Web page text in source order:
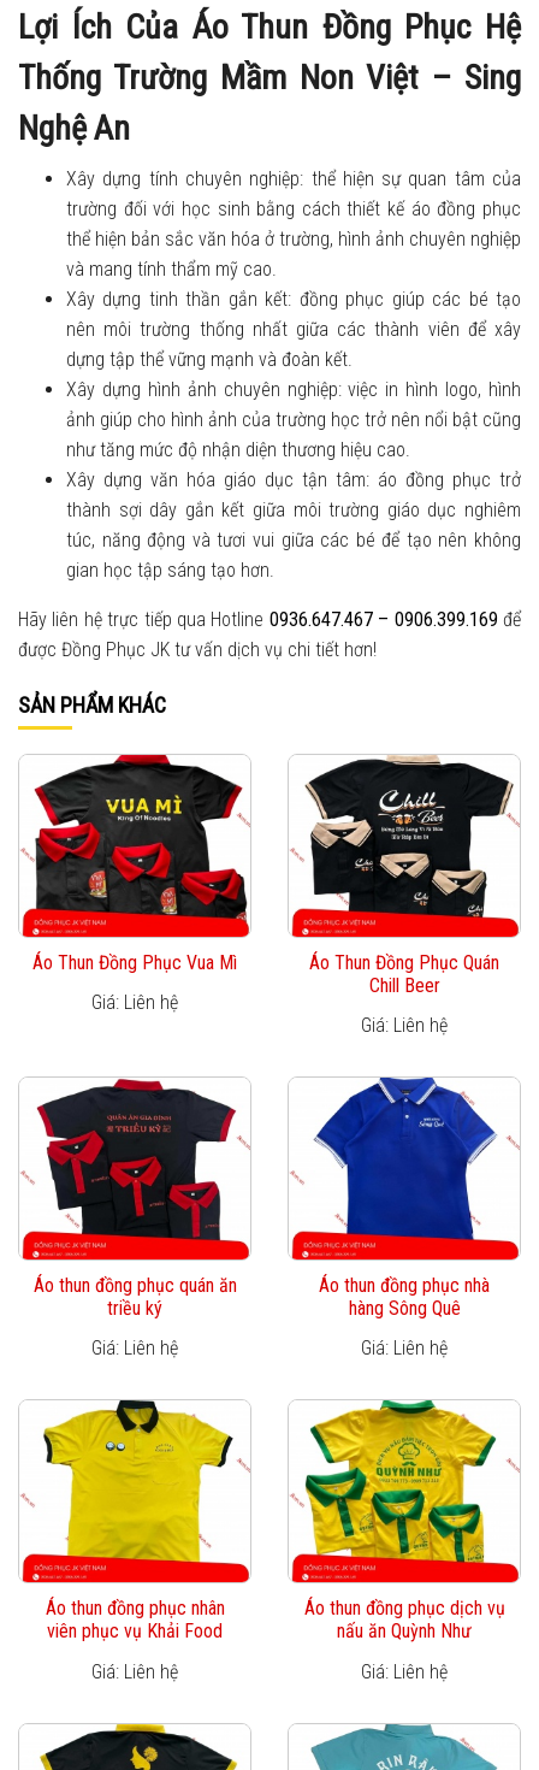
Lợi Ích Của Áo Thun Đồng Phục Hệ
Thống Trường Mầm Non Việt – Sing
Nghệ An
Xây dựng tính chuyên nghiệp: thể hiện sự quan tâm của
trường đối với học sinh bằng cách thiết kế áo đồng phục
thể hiện bản sắc văn hóa ở trường, hình ảnh chuyên nghiệp
và mang tính thẩm mỹ cao.
Xây dựng tinh thần gắn kết: đồng phục giúp các bé tạo
nên môi trường thống nhất giữa các thành viên để xây
dựng tập thể vững mạnh và đoàn kết.
Xây dựng hình ảnh chuyên nghiệp: việc in hình logo, hình
ảnh giúp cho hình ảnh của trường học trở nên nổi bật cũng
như tăng mức độ nhận diện thương hiệu cao.
Xây dựng văn hóa giáo dục tận tâm: áo đồng phục trở
thành sợi dây gắn kết giữa môi trường giáo dục nghiêm
túc, năng động và tươi vui giữa các bé để tạo nên không
gian học tập sáng tạo hơn.
Hãy liên hệ trực tiếp qua Hotline 0936.647.467 – 0906.399.169để
được Đồng Phục JK tư vấn dịch vụ chi tiết hơn!
SẢN PHẨM KHÁC
Áo Thun Đồng Phục Vua Mì
Giá: Liên hệ
Áo Thun Đồng Phục Quán
Chill Beer
Giá: Liên hệ
Áo thun đồng phục quán ăn
triều ký
Giá: Liên hệ
Áo thun đồng phục nhà
hàng Sông Quê
Giá: Liên hệ
Áo thun đồng phục nhân
viên phục vụ Khải Food
Giá: Liên hệ
Áo thun đồng phục dịch vụ
nấu ăn Quỳnh Như
Giá: Liên hệ